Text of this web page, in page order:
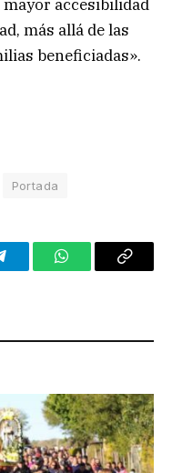
accesibilidad
más allá de las
beneficiadas».
Portada
WhatsAppCopy